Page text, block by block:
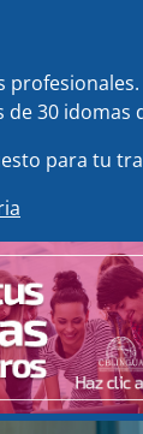
de 30 idomas
para tu